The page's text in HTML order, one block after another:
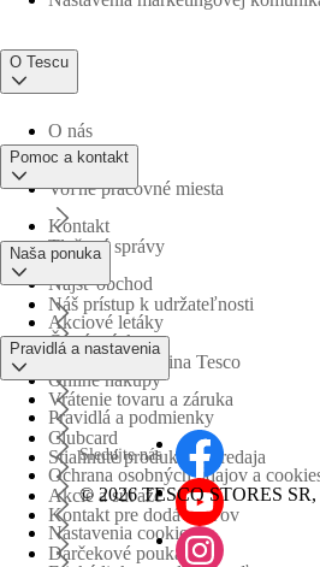
O Tescu
O nás
Voľné pracovné miesta
Tlačové správy
Náš prístup k udržateľnosti
Obchodná skupina Tesco
Pomoc a kontakt
Kontakt
Nájsť obchod
Časté otázky
Vrátenie tovaru a záruka
Stiahnuté produkty z predaja
Kontakt pre dodávateľov
Naša ponuka
Akciové letáky
Online nákupy
Clubcard
Akcie a súťaže
Darčekové poukážky
Pravidlá a nastavenia
Pravidlá a podmienky
Ochrana osobných údajov a
Nastavenia cookies
Sledujte nás
© 2026 TESCO STORES SR,